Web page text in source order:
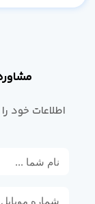
اطلاعات خود